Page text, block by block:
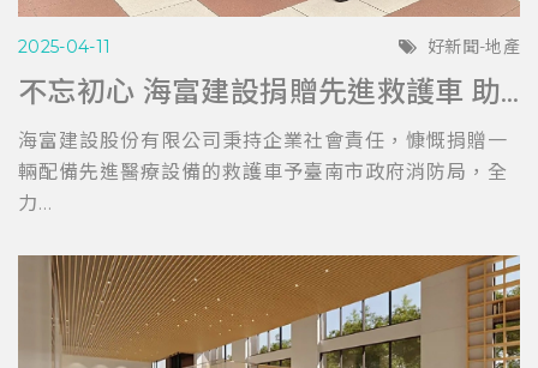
2025-04-11 好新聞-地產
不忘初心 海富建設捐贈先進救護車 助力台南消防局提升救護效能
海富建設股份有限公司秉持企業社會責任，慷慨捐贈一
輛配備先進醫療設備的救護車予臺南市政府消防局，全
力...